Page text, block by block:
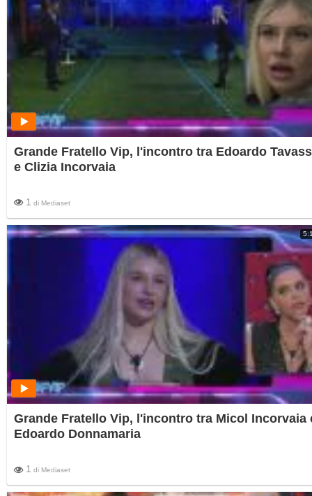
Grande Fratello Vip, l'incontro tra Edoardo
e Clizia Incorvaia
1 di Mediaset
Grande Fratello Vip, l'incontro tra Micol Incorvaia
Edoardo Donnamaria
1 di Mediaset